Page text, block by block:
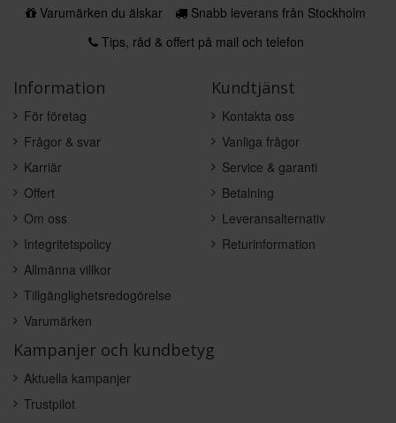
Varumärken du älskar
Snabb leverans från Stockholm
Tips, råd & offert på mail och telefon
Information
För företag
Frågor & svar
Karriär
Offert
Om oss
Integritetspolicy
Allmänna villkor
Tillgänglighetsredogörelse
Varumärken
Kundtjänst
Kontakta oss
Vanliga frågor
Service & garanti
Betalning
Leveransalternativ
Returinformation
Kampanjer och kundbetyg
Aktuella kampanjer
Trustpilot